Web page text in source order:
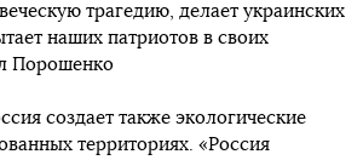
трагедию, делает украинских
наших патриотов в своих
Порошенко
создает также экологические
территориях. «Россия